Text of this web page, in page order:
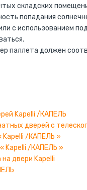
складских
попадания
с использованием
паллета должен
Kapelli /КАПЕЛЬ
дверей с
Kapelli /КАПЕЛЬ »
Kapelli /КАПЕЛЬ »
двери Kapelli